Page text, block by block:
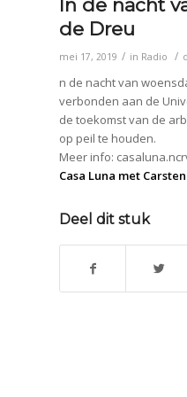
In de nacht
de Dreu
mei 17, 2019 / in Radio /
n de nacht van
verbonden aan de
de toekomst van de
op peil te houden.
Meer info:
Casa Luna met
Deel dit stuk